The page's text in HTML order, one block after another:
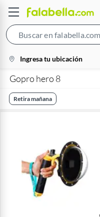
location-
icon
Ingresa tu ubicación
Gopro hero 8
Retira mañana